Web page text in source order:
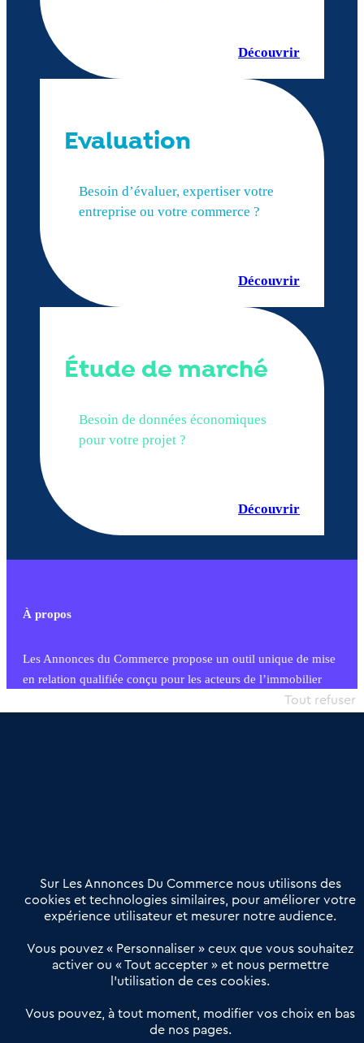
Découvrir
Evaluation
Besoin d’évaluer, expertiser votre
entreprise ou votre commerce ?
Découvrir
Étude de marché
Besoin de données économiques
pour votre projet ?
Découvrir
À propos
Les Annonces du Commerce propose un outil unique de mise
en relation qualifiée conçu pour les acteurs de l’immobilier
commercial et les collectivités territoriales, simple et intégrant
Offres Pro
Actualités
Qui sommes nous ?
Derniers articles
Réseau 3C : un partenaire national dédié aux transactions
Petitscommerces : Un partenariat au service du commerce de
proximité et des territoires
Sur Les Annonces Du Commerce nous utilisons des
cookies et technologies similaires, pour améliorer votre
expérience utilisateur et mesurer notre audience.
Vous pouvez « Personnaliser » ceux que vous souhaitez
activer ou « Tout accepter » et nous permettre
l’utilisation de ces cookies.
Vous pouvez, à tout moment, modifier vos choix en bas
de nos pages.
Tout refuser